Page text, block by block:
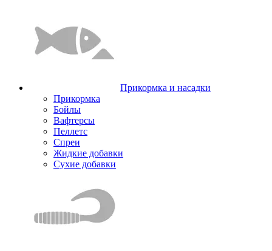
Прикормка и насадки
Прикормка
Бойлы
Вафтерсы
Пеллетс
Спреи
Жидкие добавки
Сухие добавки